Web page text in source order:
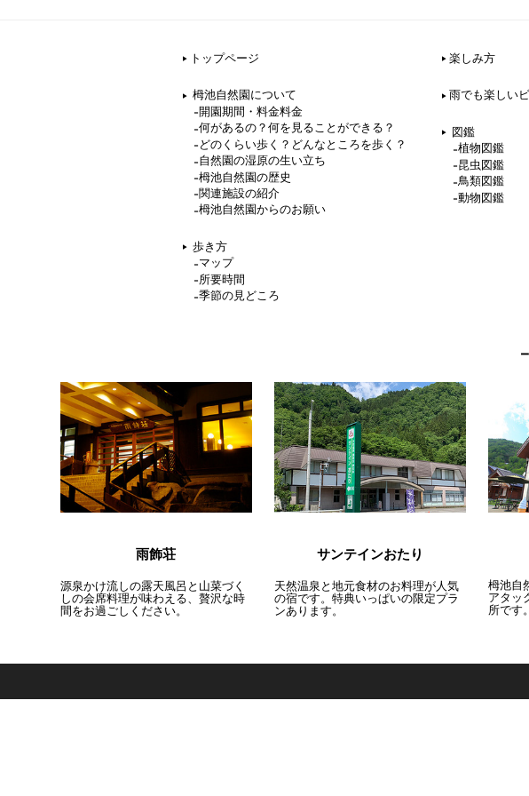
トップページ
栂池自然園について
開園期間・料金料金
何があるの？何を見ることができる？
どのくらい歩く？どんなところを歩く？
自然園の湿原の生い立ち
栂池自然園の歴史
関連施設の紹介
栂池自然園からのお願い
歩き方
マップ
所要時間
季節の見どころ
楽しみ方
雨でも楽しい
図鑑
植物図鑑
昆虫図鑑
鳥類図鑑
動物図鑑
雨飾荘
源泉かけ流しの露天風呂と山菜づく
しの会席料理が味わえる、贅沢な時
間をお過ごしください。
サンテインおたり
天然温泉と地元食材のお料理が人気
の宿です。特典いっぱいの限定プラ
ンあります。
栂池自
アタッ
所です。